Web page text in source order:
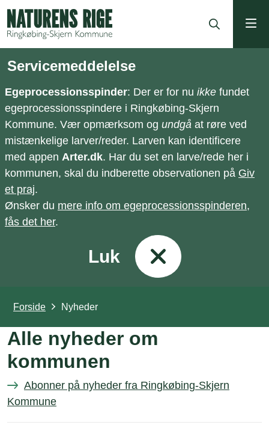
Servicemeddelelse
Egeprocessionsspinder: Der er for nu ikke fundet
egeprocessionsspindere i Ringkøbing-Skjern
Kommune. Vær opmærksom og undgå at røre ved
mistænkelige larver/reder. Larven kan identificere
med appen Arter.dk. Har du set en larve/rede her i
kommunen, skal du indberette observationen på Giv
et praj.
Ønsker du mere info om egeprocessionsspinderen,
fås det her.
Luk
Forside Nyheder
Alle nyheder om
kommunen
Abonner på nyheder fra Ringkøbing-Skjern
Kommune